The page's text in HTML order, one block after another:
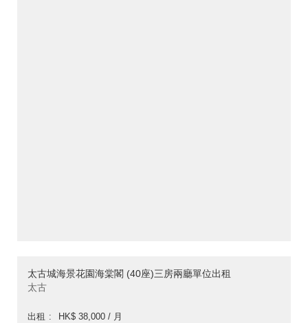
太古城海景花園海棠閣 (40座)三房兩廳單位出租
太古
出租
HK$ 38,000 / 月